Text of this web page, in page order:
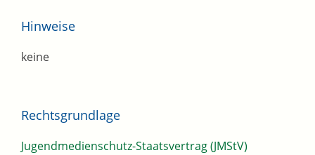
Hinweise
keine
Rechtsgrundlage
Jugendmedienschutz-Staatsvertrag (JMStV)